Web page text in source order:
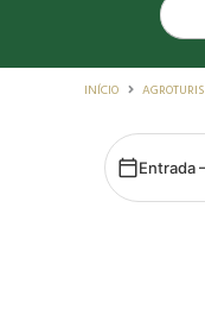
INÍCIO
Entrada